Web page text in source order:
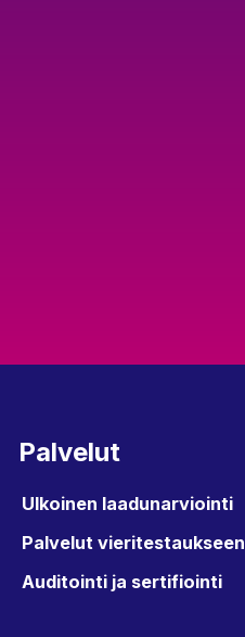
Palvelut
Ulkoinen laadunarviointi
Palvelut vieritestaukseen
Auditointi ja sertifiointi